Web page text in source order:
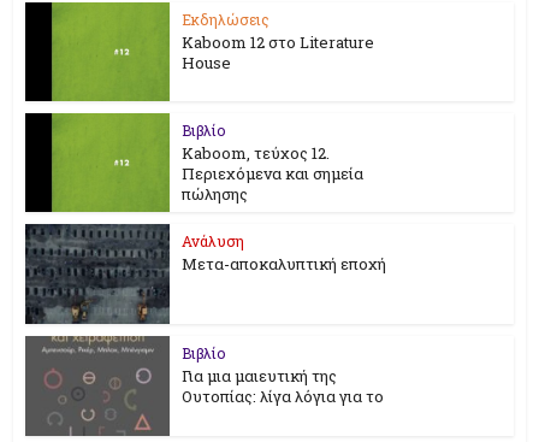
Εκδηλώσεις
Kaboom 12 στο Literature
House
Βιβλίο
Kaboom, τεύχος 12.
Περιεχόμενα και σημεία
πώλησης
Ανάλυση
Μετα-αποκαλυπτική εποχή
Βιβλίο
Για μια μαιευτική της
Ουτοπίας: λίγα λόγια για το